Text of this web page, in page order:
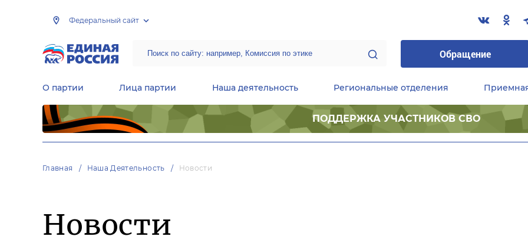
Федеральный сайт
Обращение
О партии Лица партии Наша деятельность Региональные отделения
ПОДДЕРЖКА УЧАСТНИКОВ СВО
Главная Наша Деятельность Новости
Новости